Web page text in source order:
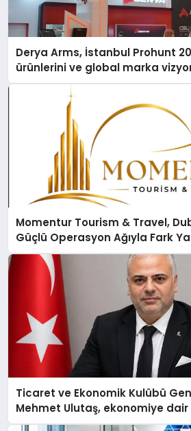
Derya Arms, İstanbul Prohunt
ürünlerini ve global marka
Momentur Tourism & Travel,
Güçlü Operasyon Ağıyla Fark
Ticaret ve Ekonomik Kulübü
Mehmet Ulutaş, ekonomiye dair
açıklamada şunları kaydetti: